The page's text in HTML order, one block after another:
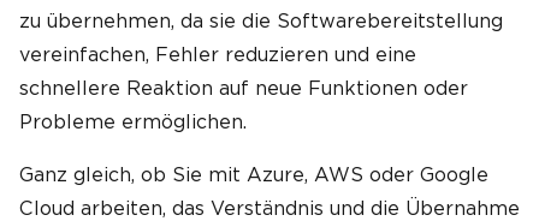
zu übernehmen, da sie die Softwarebereitstellung
vereinfachen, Fehler reduzieren und eine
schnellere Reaktion auf neue Funktionen oder
Probleme ermöglichen.
Ganz gleich, ob Sie mit Azure, AWS oder Google
Cloud arbeiten, das Verständnis und die Übernahme